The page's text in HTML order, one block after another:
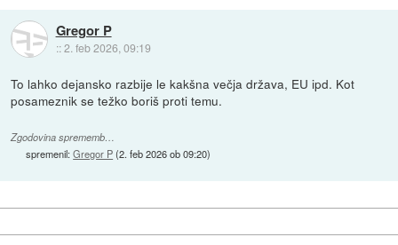
Gregor P
::2. feb 2026, 09:19
To lahko dejansko razbije le kakšna večja država, EU ipd. Kot
posameznik se težko boriš proti temu.
Zgodovina sprememb…
spremenil:Gregor P(2. feb 2026 ob 09:20)